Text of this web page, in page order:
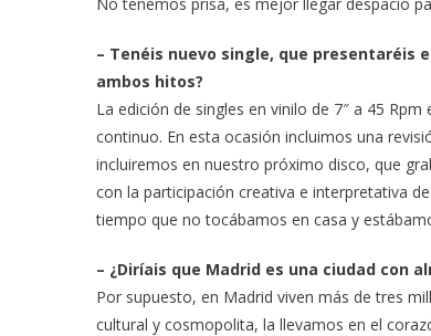
– Tenéis nuevo single, que presentaréis
ambos hitos?
La edición de singles en vinilo de 7″ a 45
continuo. En esta ocasión incluimos una
incluiremos en nuestro próximo disco, que
con la participación creativa e interpretativa
tiempo que no tocábamos en casa y
– ¿Diríais que Madrid es una ciudad con
Por supuesto, en Madrid viven más de tres
cultural y cosmopolita, la llevamos en el